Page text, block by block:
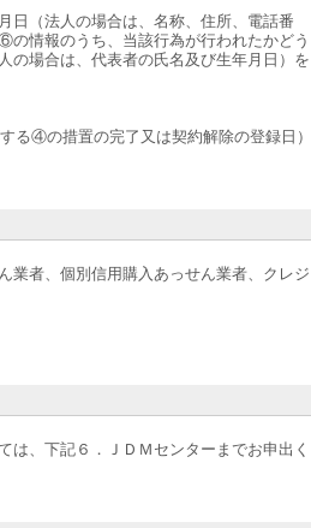
（法人の場合は、名称、住所、電話番
情報のうち、当該行為が行われたかどう
の場合は、代表者の氏名及び生年月日）を
④の措置の完了又は契約解除の登録日）
業者、個別信用購入あっせん業者、クレジ
は、下記６．ＪＤＭセンターまでお申出く